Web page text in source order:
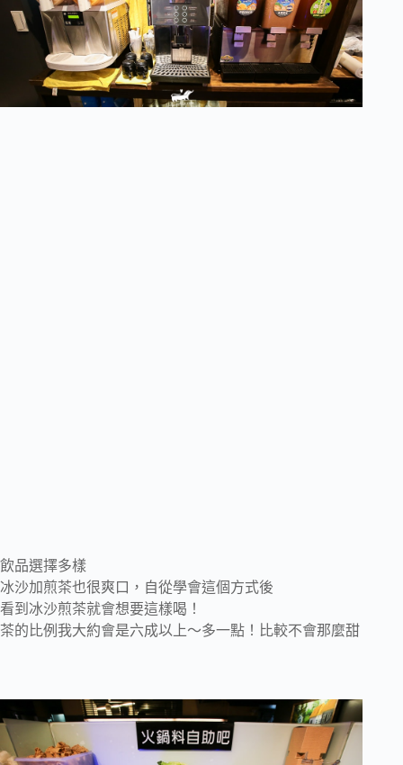
飲品選擇多樣
冰沙加煎茶也很爽口，自從學會這個方式後
看到冰沙煎茶就會想要這樣喝！
茶的比例我大約會是六成以上～多一點！比較不會那麼甜